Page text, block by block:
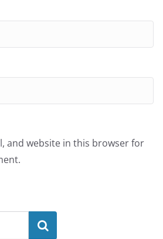
and website in this browser for
Search